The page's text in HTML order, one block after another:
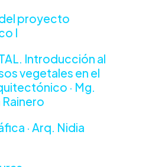
proyecto
I
Introducción al
vegetales en el
· Mg.
· Arq. Nidia